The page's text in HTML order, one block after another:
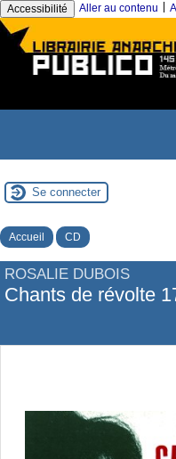
Accessibilité Aller au contenu
Se connecter
Accueil CD
ROSALIE DUBOIS
Chants de révolte